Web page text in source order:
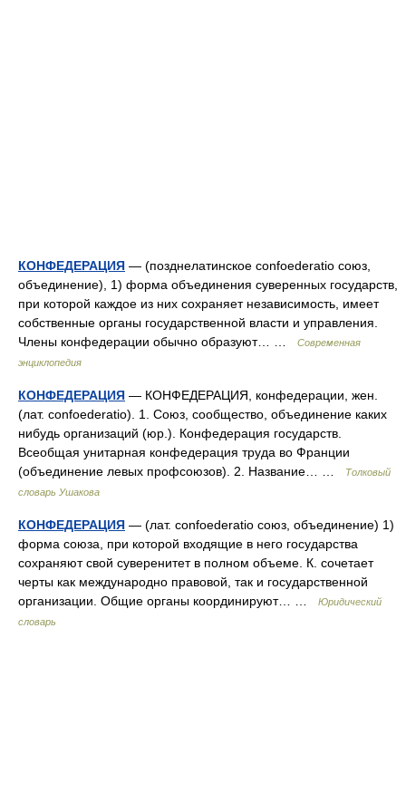
КОНФЕДЕРАЦИЯ — (позднелатинское confoederatio союз,
объединение), 1) форма объединения суверенных государств,
при которой каждое из них сохраняет независимость, имеет
собственные органы государственной власти и управления.
Члены конфедерации обычно образуют… …
Современная
энциклопедия
КОНФЕДЕРАЦИЯ — КОНФЕДЕРАЦИЯ, конфедерации, жен.
(лат. confoederatio). 1. Союз, сообщество, объединение каких
нибудь организаций (юр.). Конфедерация государств.
Всеобщая унитарная конфедерация труда во Франции
(объединение левых профсоюзов). 2. Название… …
Толковый
словарь Ушакова
КОНФЕДЕРАЦИЯ — (лат. confoederatio союз, объединение) 1)
форма союза, при которой входящие в него государства
сохраняют свой суверенитет в полном объеме. К. сочетает
черты как международно правовой, так и государственной
организации. Общие органы координируют… …
Юридический
словарь